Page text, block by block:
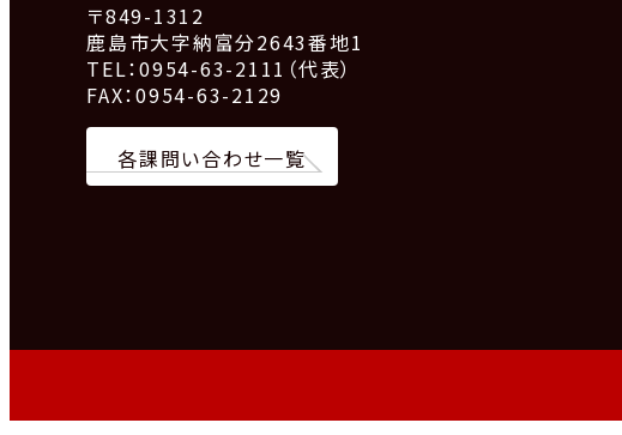
〒849-1312
鹿島市大字納富分2643番地1
TEL：0954-63-2111（代表）
FAX：0954-63-2129
各課問い合わせ一覧